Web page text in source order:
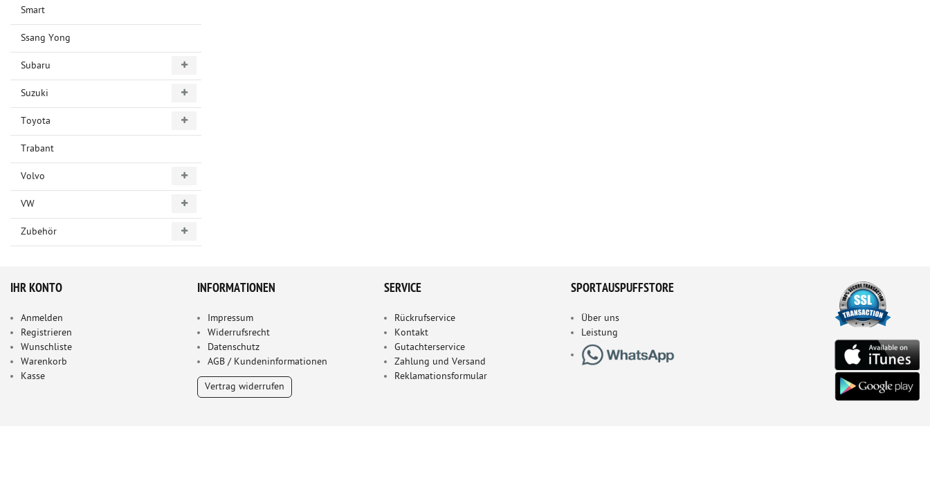
Smart
Ssang Yong
Subaru
Suzuki
Toyota
Trabant
Volvo
VW
Zubehör
IHR KONTO
Anmelden
Registrieren
Wunschliste
Warenkorb
Kasse
INFORMATIONEN
Impressum
Widerrufsrecht
Datenschutz
AGB / Kundeninformationen
Vertrag widerrufen
SERVICE
Rückrufservice
Kontakt
Gutachterservice
Zahlung und Versand
Reklamationsformular
SPORTAUSPUFFSTORE
Über uns
Leistung